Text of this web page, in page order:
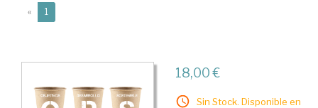
« 1
18,00 €
Sin Stock. Disponible en